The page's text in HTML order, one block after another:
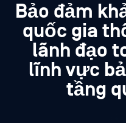
Bảo đảm
quốc gia
lãnh đạo
lĩnh vực
tầng